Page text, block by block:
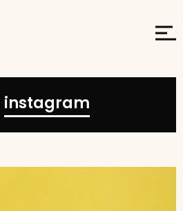
instagram